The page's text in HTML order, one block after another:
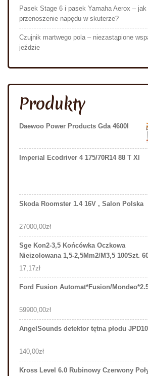
Pasek Stage 6 i pasek Yamaha Aerox – jak
przenoszenie napędu w skuterze?
Czujnik martwego pola – niezastąpione
jeździe
Produkty
Daewoo Power Products Gda 4600I
Imperial Ecodriver 4 175/70R14 88 T Xl
Skoda Roomster 1.4 16V , Salon Polska
27000,00zł
Sge Kon2-3,5 Końcówka Oczkowa
Nieizolowana 1,5-2,5Mm2/M3,5 100Szt.
17,17zł
Ford Fusion Automat*Fusion/
59900,00zł
AngelSounds detektor tętna płodu
140,00zł
Kross Level 6.0 Rubinowy Czerwony